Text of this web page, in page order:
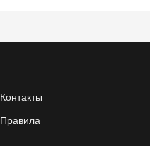
Контакты
Правила